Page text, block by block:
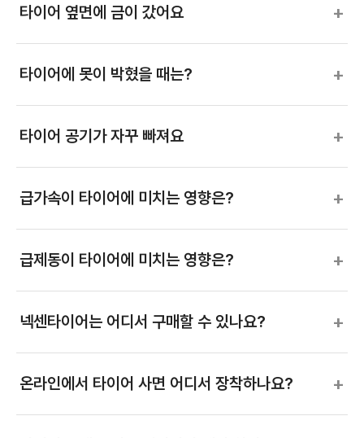
타이어 옆면에 금이 갔어요 +
타이어에 못이 박혔을 때는? +
타이어 공기가 자꾸 빠져요 +
급가속이 타이어에 미치는 영향은? +
급제동이 타이어에 미치는 영향은? +
넥센타이어는 어디서 구매할 수 있나요? +
온라인에서 타이어 사면 어디서 장착하나요? +